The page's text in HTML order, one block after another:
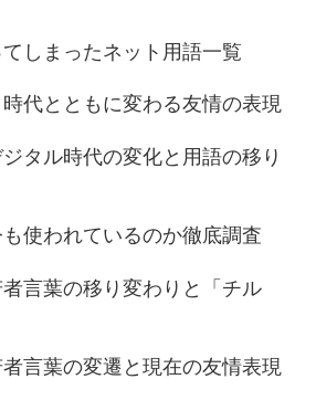
しまったネット用語一覧
代とともに変わる友情の表現
タル時代の変化と用語の移り
使われているのか徹底調査
言葉の移り変わりと「チル
言葉の変遷と現在の友情表現